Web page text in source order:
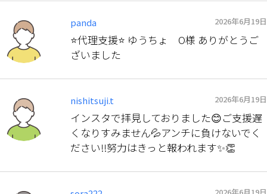
panda 2026年6月19日
⭐️代理支援⭐️ ゆうちょ O様 ありがとうご
ざいました
nishitsuji.t 2026年6月19日
インスタで拝見しておりました😊ご支援遅
くなりすみません💦アンチに負けないでく
ださい‼️努力はきっと報われます✨👏